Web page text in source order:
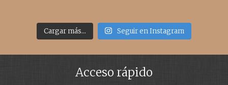
Cargar más... Seguir en Instagram
Acceso rápido